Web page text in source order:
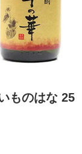
ものはな 25